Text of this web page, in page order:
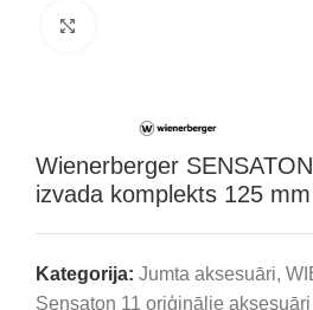
Wienerberger
izvada komplekts 125 mm
Kategorija: Jumta aksesuāri,
Sensaton 11 oriģinālie aksesuāri